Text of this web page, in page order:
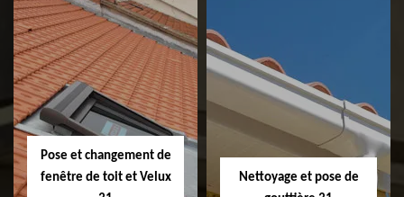
Couvreur 31
Etanchéité de
faitage et faitière
31
Pose et changement de
fenêtre de toit et Velux
Nettoyage et pose de